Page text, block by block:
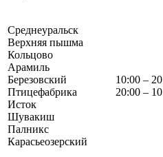
Среднеуральск
Верхняя пышма
Кольцово
Арамиль
Березовский
Птицефабрика
Исток
Шувакиш
Палникс
Карасьеозерский
10:00 –
20:00 –